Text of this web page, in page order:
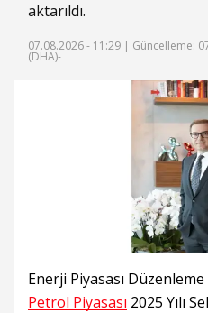
aktarıldı.
07.08.2026 - 11:29 | Güncelleme:
(DHA)-
Enerji Piyasası
Petrol Piyasası 2025 Yılı